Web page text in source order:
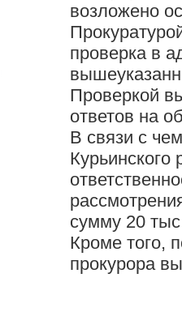
возложено
проверка в
Проверкой
ответов на
В связи с
Курьинского
сумму 20
Кроме того,
прокурора